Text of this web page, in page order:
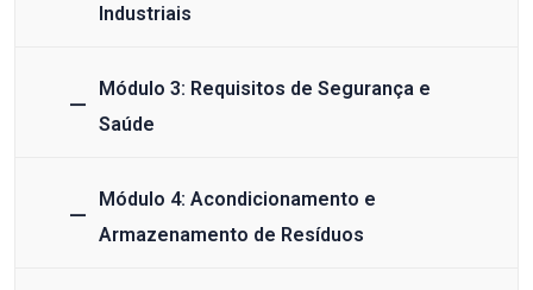
Industriais
Módulo 3: Requisitos de Segurança e
Saúde
Módulo 4: Acondicionamento e
Armazenamento de Resíduos